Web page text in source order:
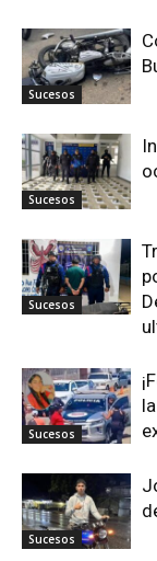
Sucesos
Sucesos
Sucesos
Sucesos
Sucesos